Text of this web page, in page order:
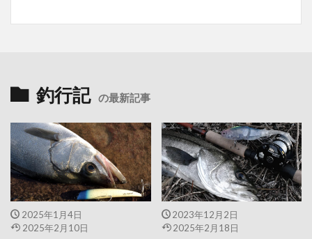
釣行記 の最新記事
2025年1月4日
2025年2月10日
2023年12月2日
2025年2月18日